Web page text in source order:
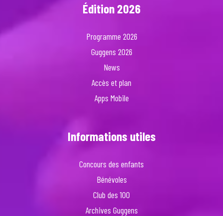
Édition 2026
Programme 2026
Guggens 2026
News
Accès et plan
Apps Mobile
Informations utiles
Concours des enfants
Bénévoles
Club des 100
Archives Guggens